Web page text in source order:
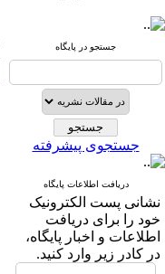
جستجو در پایگاه
جستجوی پیشرفته
دریافت اطلاعات پایگاه
نشانی پست الکترونیک
خود را برای دریافت
اطلاعات و اخبار پایگاه،
در کادر زیر وارد کنید.